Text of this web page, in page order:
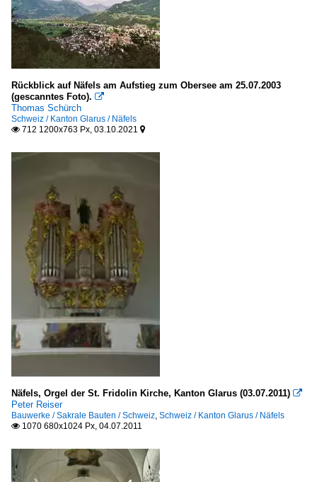
Sakrale Bauten
Schweiz
2010
2011
2020
2021
Rückblick auf Näfels am Aufstieg zum Obersee am 25.07.2003
(gescanntes Foto). 
Thomas Schürch
Schweiz / Kanton Glarus / Näfels
 712 1200x763 Px, 03.10.2021 
Näfels, Orgel der St. Fridolin Kirche, Kanton Glarus (03.07.2011) 
Peter Reiser
Bauwerke / Sakrale Bauten / Schweiz, Schweiz / Kanton Glarus / Näfels
 1070 680x1024 Px, 04.07.2011